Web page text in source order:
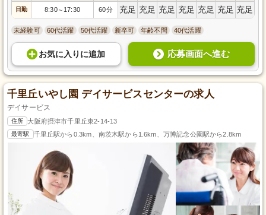
日勤 8:30～ 17:30 60分 充足 充足 充足 充足 充足 充足 充足
未経験可 60代活躍 50代活躍 新卒可 年齢不問 40代活躍
お気に入り に追加 応募画面へ進む
千里丘いやし園 デイサービスセンターの求人
デイサービス
住所 大阪府摂津市千里丘東2-14-13
最寄駅 千里丘駅から0.3km、南茨木駅から1.6km、万博記念公園駅から2.8km